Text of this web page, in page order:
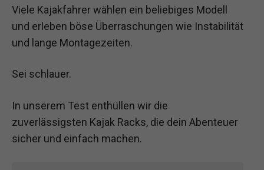
Viele Kajakfahrer wählen ein beliebiges Modell
und erleben böse Überraschungen wie Instabilität
und lange Montagezeiten.
Sei schlauer.
In unserem Test enthüllen wir die
zuverlässigsten Kajak Racks, die dein Abenteuer
sicher und einfach machen.